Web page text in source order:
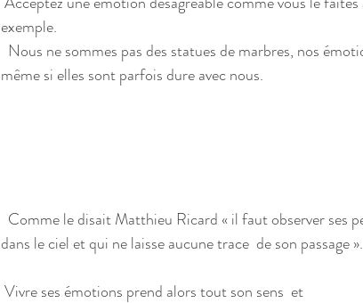
exemple.
même si elles sont parfois dure avec nous.
dans le ciel et qui ne laisse aucune trace  de son passage ».